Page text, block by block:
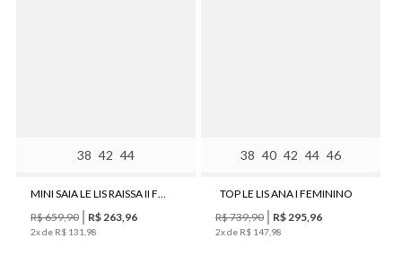
38 42 44
MINI SAIA LE LIS RAISSA II FEMININA
R$659,90 R$ 263 96
2x de R$ 131 98
38 40 42 44 46
TOP LE LIS ANA I FEMININO
R$739,90 R$ 295 96
2x de R$ 147 98